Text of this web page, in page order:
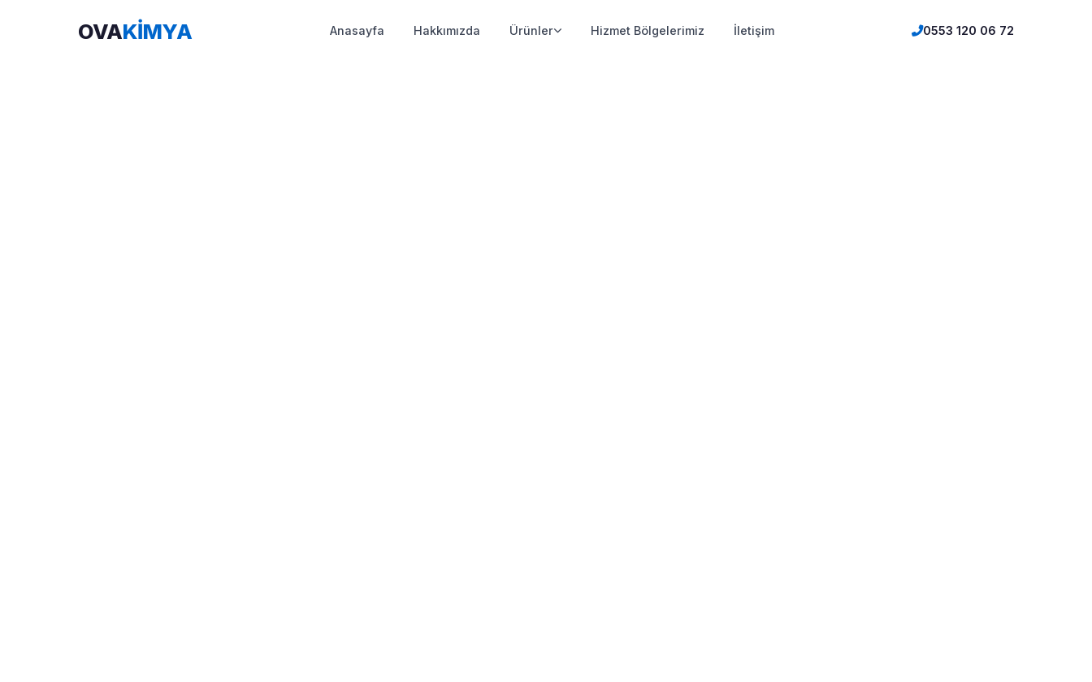
OVAKİMYA Anasayfa Hakkımızda Ürünler Hizmet Bölgelerimiz İletişim 0553 120 06 72